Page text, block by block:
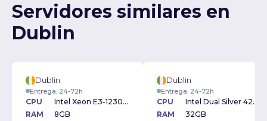
Servidores similares en
Dublin
Dublin
Entrega: 24-72h
CPU
Intel Xeon E3-1230v2 3.30GHz
RAM
8GB
Dublin
Entrega: 24-72h
CPU
Intel Dual Silver 4208 2.10GHz
RAM
32GB